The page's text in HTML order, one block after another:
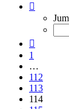
114
1
…
112
113
114